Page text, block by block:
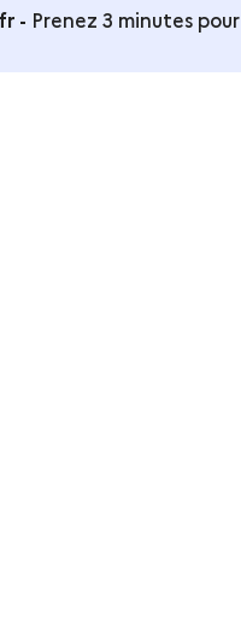
- Prenez 3 minutes pour